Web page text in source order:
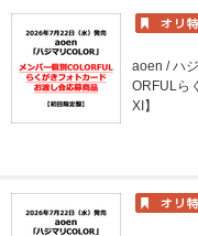
aoen / ハ
ORFULら
XI】